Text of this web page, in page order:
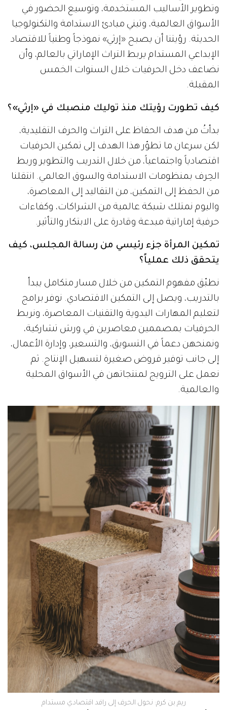
وتطوير الأساليب المستخدمة، وتوسيع الحضور في
الأسواق العالمية، وتبني مبادئ الاستدامة والتكنولوجيا
الحديثة. رؤيتنا أن يصبح «إرثي» نموذجاً وطنياً للاقتصاد
الإبداعي المستدام يربط التراث الإماراتي بالعالم، وأن
نضاعف دخل الحرفيات خلال السنوات الخمس
المقبلة.
كيف تطورت رؤيتك منذ توليك منصبك في «إرثي»؟
بدأتُ من هدف الحفاظ على التراث والحرف التقليدية،
لكن سرعان ما تطوّر هذا الهدف إلى تمكين الحرفيات
اقتصادياً واجتماعياً، من خلال التدريب والتطوير وربط
الحِرف بمنظومات الاستدامة والسوق العالمي. انتقلنا
من الحفظ إلى التمكين، من التقاليد إلى المعاصرة،
واليوم نمتلك شبكة عالمية من الشراكات، وكفاءات
حرفية إماراتية مبدعة وقادرة على الابتكار والتأثير.
تمكين المرأة جزء رئيسي من رسالة المجلس، كيف
يتحقق ذلك عملياً؟
نطبّق مفهوم التمكين من خلال مسار متكامل يبدأ
بالتدريب، ويصل إلى التمكين الاقتصادي. نوفر برامج
لتعليم المهارات اليدوية والتقنيات المعاصرة، ونربط
الحرفيات بمصممين معاصرين في ورش تشاركية،
ونمنحهن دعماً في التسويق، والتسعير، وإدارة الأعمال،
إلى جانب توفير قروض صغيرة لتسهيل الإنتاج. ثم
نعمل على الترويج لمنتجاتهن في الأسواق المحلية
والعالمية.
ريم بن كرم: نحول الحرف إلى رافد اقتصادي مستدام